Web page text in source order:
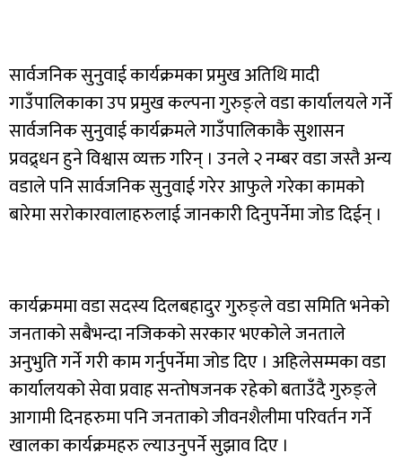
सार्वजनिक सुनुवाई कार्यक्रमका प्रमुख अतिथि मादी
गाउँपालिकाका उप प्रमुख कल्पना गुरुङ्ले वडा कार्यालयले गर्ने
सार्वजनिक सुनुवाई कार्यक्रमले गाउँपालिकाकै सुशासन
प्रवद्र्धन हुने विश्वास व्यक्त गरिन् । उनले २ नम्बर वडा जस्तै अन्य
वडाले पनि सार्वजनिक सुनुवाई गरेर आफुले गरेका कामको
बारेमा सरोकारवालाहरुलाई जानकारी दिनुपर्नेमा जोड दिईन् ।
कार्यक्रममा वडा सदस्य दिलबहादुर गुरुङ्ले वडा समिति भनेको
जनताको सबैभन्दा नजिकको सरकार भएकोले जनताले
अनुभुति गर्ने गरी काम गर्नुपर्नेमा जोड दिए । अहिलेसम्मका वडा
कार्यालयको सेवा प्रवाह सन्तोषजनक रहेको बताउँदै गुरुङ्ले
आगामी दिनहरुमा पनि जनताको जीवनशैलीमा परिवर्तन गर्ने
खालका कार्यक्रमहरु ल्याउनुपर्ने सुझाव दिए ।